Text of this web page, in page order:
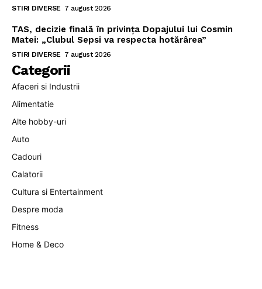
STIRI DIVERSE 7 august 2026
TAS, decizie finală în privința Dopajului lui Cosmin
Matei: „Clubul Sepsi va respecta hotărârea”
STIRI DIVERSE 7 august 2026
Categorii
Afaceri si Industrii
Alimentatie
Alte hobby-uri
Auto
Cadouri
Calatorii
Cultura si Entertainment
Despre moda
Fitness
Home & Deco